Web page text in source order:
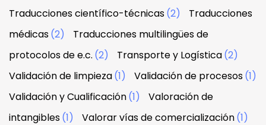
Traducciones científico-técnicas(2)
Traducciones
médicas(2)
Traducciones multilingües de
protocolos de e.c. (2) Transporte y Logística(2)
Validación de limpieza(1) Validación de procesos(1)
Validación y Cualificación(1)
Valoración de
intangibles(1) Valorar vías de comercialización(1)